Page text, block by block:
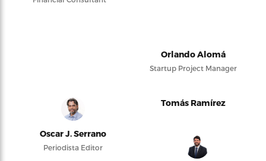
Orlando Alomá
Startup Project Manager
Oscar J. Serrano
Periodista Editor
Tomás Ramírez